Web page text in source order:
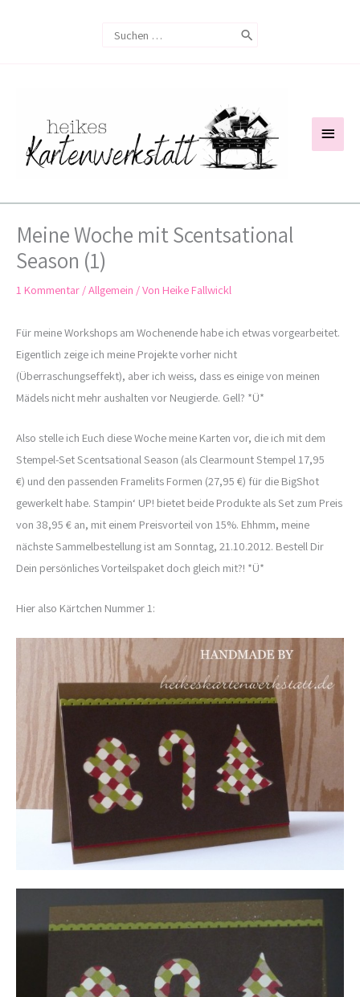
Search
Meine Woche mit Scentsational
Season (1)
1 Kommentar /Allgemein / Von Heike Fallwickl
Für meine Workshops am Wochenende habe ich etwas vorgearbeitet.
Eigentlich zeige ich meine Projekte vorher nicht
(Überraschungseffekt), aber ich weiss, dass es einige von meinen
Mädels nicht mehr aushalten vor Neugierde. Gell? *Ü*
Also stelle ich Euch diese Woche meine Karten vor, die ich mit dem
Stempel-Set Scentsational Season (als Clearmount Stempel 17,95
€) und den passenden Framelits Formen (27,95 €) für die BigShot
gewerkelt habe. Stampin‘ UP! bietet beide Produkte als Set zum Preis
von 38,95 € an, mit einem Preisvorteil von 15%. Ehhmm, meine
nächste Sammelbestellung ist am Sonntag, 21.10.2012. Bestell Dir
Dein persönliches Vorteilspaket doch gleich mit?! *Ü*
Hier also Kärtchen Nummer 1: